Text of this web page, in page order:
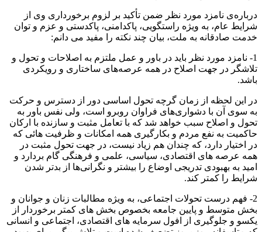
درباره‌ی نامزد مورد نظر ﺿﻤﻦ ﺗﺄﮐﯿﺪ ﺑﺮ ﻟﺰوم ﺑﺮﺧﻮرداری وی از
ﺷﺮاﯾﻂ ﻋﺎم، ﺑﻪ وﯾﮋه راﺳﺘﮕﻮﯾﯽ، ﭘﺎﮐﺪاﻣﻨﯽ، ﭘﺎﮐﺪﺳﺘﯽ و ﻋﺰم و ﺗﻮان
ﺧﺪﻣﺖ صادقانه ﺑﻪ ملت، ﺑﯿﺎن ﭼﻨﺪ ﻧﮑﺘﻪ را مفید ﻣﯽ داﻧﻢ:
1- نامزد مورد نظر باید در باور و عمل ملتزم به اصلاحات و تحول و
تلاشگر در جهت اصلاح در همه عرصه‌های ساختاری و رویکردی
باشد.
در اﯾﻦ ﻟﺤﻈﻪ از زﻣﺎن ﮔﺮﭼﻪ ﺗﺤﻮل اﺳﺎﺳﯽ دور از دﺳﺘﺮس و ﺣﺮﮐﺖ
ﺑﻪ ﺳﻮی آن ﺑﺎ دﺷﻮاری‌ﻫﺎی فراوان روﺑﺮو اﺳﺖ، وﻟﯽ ﻧﻔﺲ ﺑﺎور ﺑﻪ
تحول و اﺻﻼح ﺳﺒﺐ ﺧﻮاﻫﺪ ﺷﺪ ﮐﻪ ﺑﺎ ﺗﻌﺎﻣﻞ ﻣﺜﺒﺖ و سازنده ﺑﺎ ارﮐﺎن
ﺣﺎﮐﻤﯿﺖ ﺑﻪ ﻧﻔﻊ ﻣﺮدم و بکارگیری همه امکانات و ظرفیت هائی که
در اختیار دارد، که چندان هم زیاد نیست، در جهت تحول مثبت در
همه عرصه های اقتصادی، سیاسی، علمی و فرهنگی گام بردارد و
اﻣﯿﺪ ﺑﻪ ﺑﻬﺒﻮدی ﺗﺪرﯾﺠﯽ اوﺿﺎع را ﺑﯿﺸﺘﺮ و نگرانی‌ها از ﺑﺪﺗﺮ ﺷﺪن
ﺷﺮاﯾﻂ را کمتر کند.
2- ﻓﻬﻢ درﺳﺖ ﺗﺤﻮﻻت اﺟﺘﻤﺎﻋﯽ، ﺑﻪ وﯾﮋه ﻣﻄﺎﻟﺒﺎت زﻧﺎن و ﺟﻮاﻧﺎن و
بخش متوسط و پایین جامعه بخصوص بخش های کمتر برخوردار از
یکسو و جلوگیری از افول سرمایه های اقتصادی، اجتماعی و انسانی